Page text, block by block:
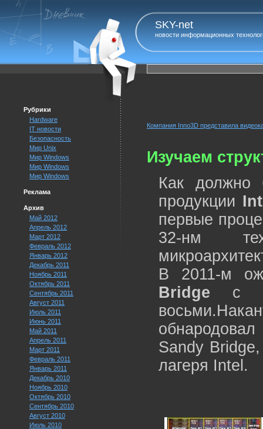
SKY-net
новости информационных
Рубрики
Hardware
IT новости
Безопасность
Мир Unix
Мир Windows
Мир Windows
Мир Windows
Реклама
Архив
Май 2012
Апрель 2012
Март 2012
Февраль 2012
Январь 2012
Декабрь 2011
Ноябрь 2011
Октябрь 2011
Сентябрь 2011
Август 2011
Июль 2011
Июнь 2011
Май 2011
Апрель 2011
Март 2011
Февраль 2011
Январь 2011
Декабрь 2010
Ноябрь 2010
Октябрь 2010
Сентябрь 2010
Август 2010
Июль 2010
Компания Inno3D представила
Изучаем
Как должно
продукции
первые
32-нм
В 2011-м
Bridge с
Sandy
лагеря Intel.